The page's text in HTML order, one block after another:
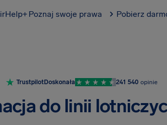
Poznaj swoje prawa Pobierz
TrustpilotDoskonała 241 540 opinie
do linii